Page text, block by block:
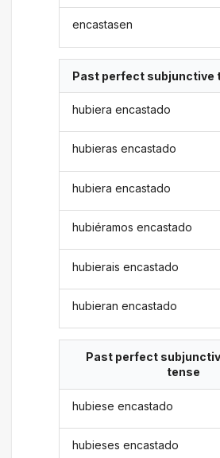
encastasen
Past perfect subjunctive
hubiera encastado
hubieras encastado
hubiera encastado
hubiéramos encastado
hubierais encastado
hubieran encastado
Past perfect
tense
hubiese encastado
hubieses encastado